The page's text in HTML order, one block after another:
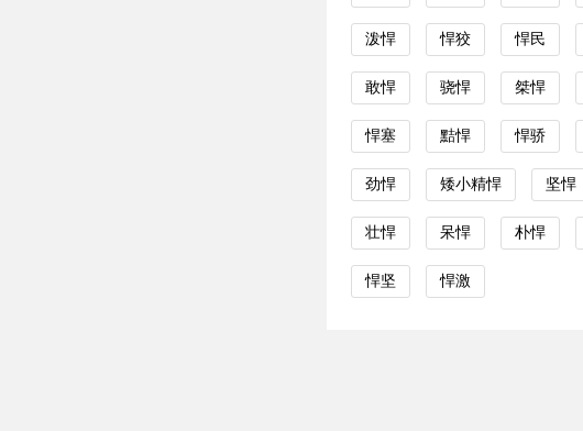
泼悍 悍狡 悍民
敢悍 骁悍 桀悍
悍塞 黠悍 悍骄
劲悍 矮小精悍 坚悍
壮悍 呆悍 朴悍
悍坚 悍激